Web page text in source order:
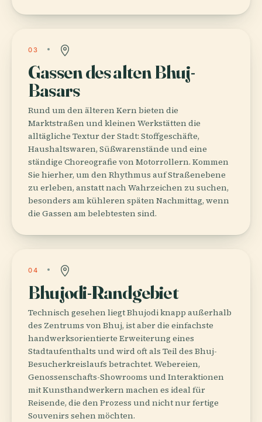
03
Gassen des alten Bhuj-
Basars
Rund um den älteren Kern bieten die
Marktstraßen und kleinen Werkstätten die
alltägliche Textur der Stadt: Stoffgeschäfte,
Haushaltswaren, Süßwarenstände und eine
ständige Choreografie von Motorrollern. Kommen
Sie hierher, um den Rhythmus auf Straßenebene
zu erleben, anstatt nach Wahrzeichen zu suchen,
besonders am kühleren späten Nachmittag, wenn
die Gassen am belebtesten sind.
04
Bhujodi-Randgebiet
Technisch gesehen liegt Bhujodi knapp außerhalb
des Zentrums von Bhuj, ist aber die einfachste
handwerksorientierte Erweiterung eines
Stadtaufenthalts und wird oft als Teil des Bhuj-
Besucherkreislaufs betrachtet. Webereien,
Genossenschafts-Showrooms und Interaktionen
mit Kunsthandwerkern machen es ideal für
Reisende, die den Prozess und nicht nur fertige
Souvenirs sehen möchten.